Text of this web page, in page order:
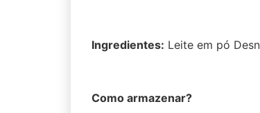
Ingredientes: Leite em pó
Como armazenar?